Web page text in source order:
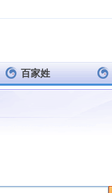
百家姓